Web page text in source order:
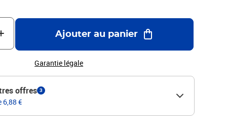
Ajouter au panier
Garantie légale
offres 3
6,88 €